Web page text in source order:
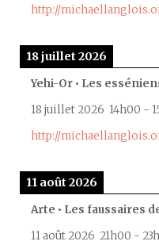
http://
18 juillet 2026
Yehi-Or • Les
18 juillet 2026 14h00 -
http://
11 août 2026
Arte • Les faussaires
11 août 2026 21h00 -